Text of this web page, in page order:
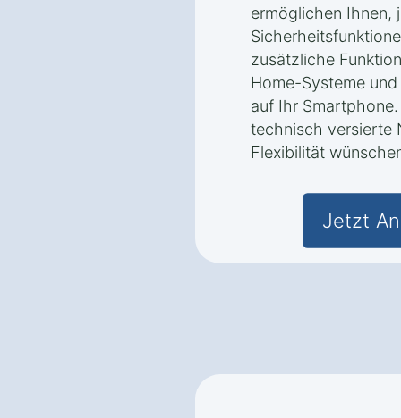
ermöglichen Ihnen,
zusätzliche
Home-Systeme
auf Ihr
technisch versierte
Flexibilität
Jetzt